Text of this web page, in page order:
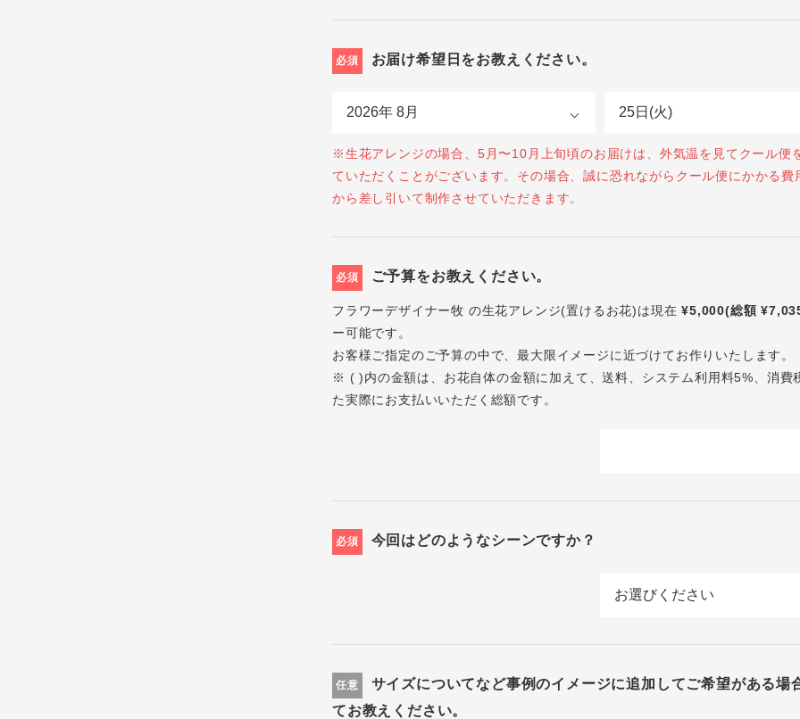
必須 お届け希望日をお教えください。
※生花アレンジの場合、5月〜10月上旬頃のお届けは、外気温を見てクール便
ていただくことがございます。その場合、誠に恐れながらクール便にかかる費
から差し引いて制作させていただきます。
必須 ご予算をお教えください。
フラワーデザイナー牧 の生花アレンジ(置けるお花)は現在¥5,000(総額
ー可能です。
お客様ご指定のご予算の中で、最大限イメージに近づけてお作りいたします。
※ ( )内の金額は、お花自体の金額に加えて、送料、システム利用料5%、消費
た実際にお支払いいただく総額です。
必須 今回はどのようなシーンですか？
任意
サイズについてなど事例のイメージに追加してご希望がある場
てお教えください。